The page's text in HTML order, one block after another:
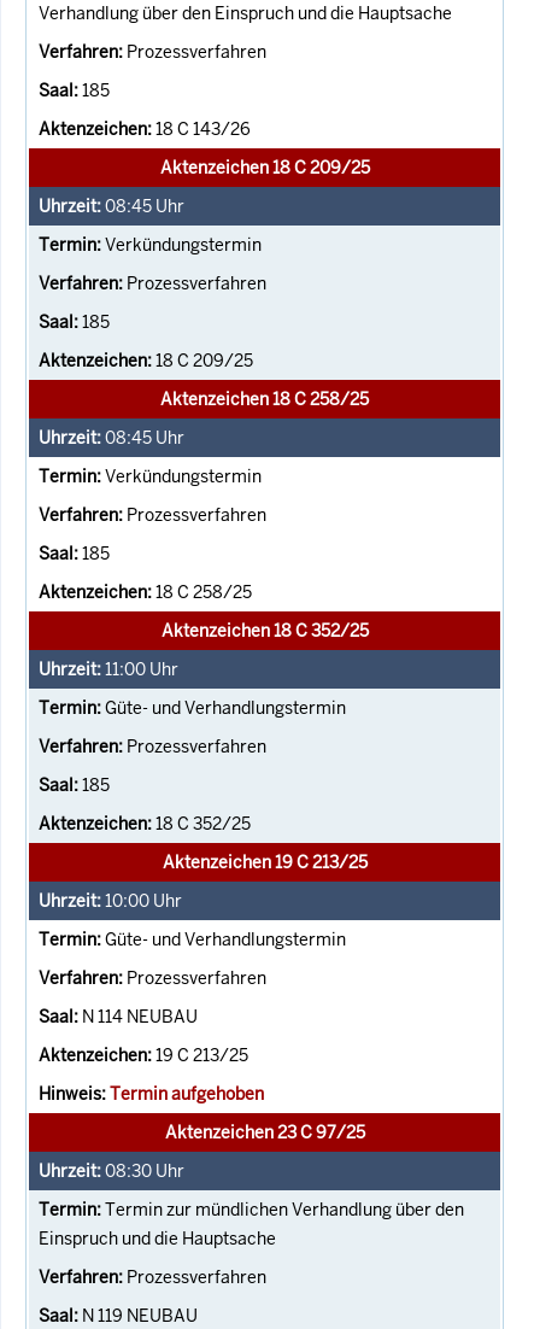
Verhandlung über den Einspruch und die Hauptsache
Prozessverfahren
185
18 C 143/26
Aktenzeichen 18 C 209/25
08:45 Uhr
Verkündungstermin
Prozessverfahren
185
18 C 209/25
Aktenzeichen 18 C 258/25
08:45 Uhr
Verkündungstermin
Prozessverfahren
185
18 C 258/25
Aktenzeichen 18 C 352/25
11:00 Uhr
Güte- und Verhandlungstermin
Prozessverfahren
185
18 C 352/25
Aktenzeichen 19 C 213/25
10:00 Uhr
Güte- und Verhandlungstermin
Prozessverfahren
N 114 NEUBAU
19 C 213/25
Termin aufgehoben
Aktenzeichen 23 C 97/25
08:30 Uhr
Termin zur mündlichen Verhandlung über den
Einspruch und die Hauptsache
Prozessverfahren
N 119 NEUBAU